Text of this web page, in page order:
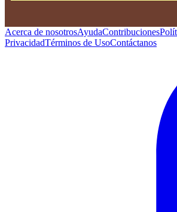
Acerca de nosotrosAyudaContribuciones
PrivacidadTérminos de UsoContáctanos